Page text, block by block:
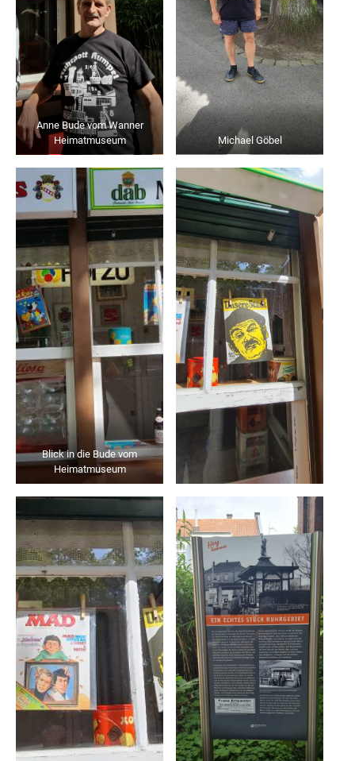
Anne Bude vom Wanner
Heimatmuseum
Michael Göbel
Blick in die Bude vom
Heimatmuseum